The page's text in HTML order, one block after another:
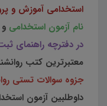
استخدامی آموزش و
نام آزمون استخدامی و
در دفترچه راهنمای
معتبرترین کتب
جزوه سوالات تستی
داوطلبین آزمون